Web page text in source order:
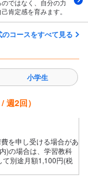
ではなく、自分の力
肯定感を育みます。
のコースをすべて見る
小学生
週2回）
を申し受ける場合があ
)の場合は、学習教科
別途月額1,100円(税